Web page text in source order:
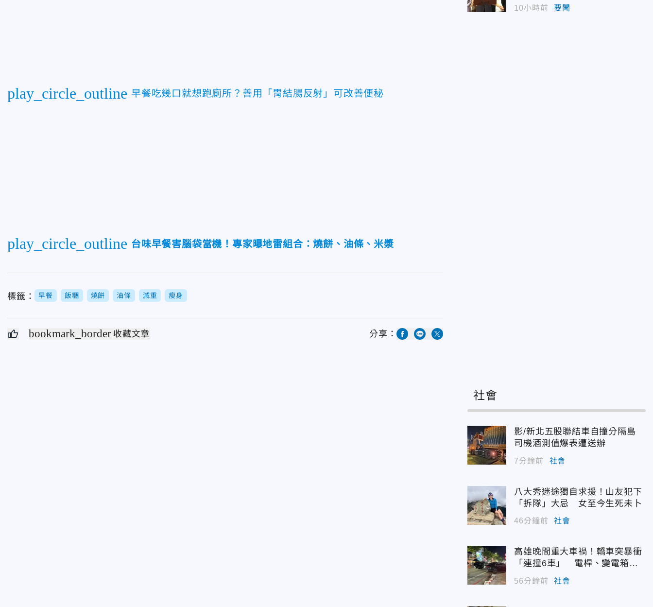
play_circle_outline 早餐吃幾口就想跑廁所？善用「胃結腸反射」可改善便秘
play_circle_outline 台味早餐害腦袋當機！專家曝地雷組合：燒餅、油條、米漿
標籤： 早餐 飯糰 燒餅 油條 減重 瘦身
bookmark_border 收藏文章 分享：
10小時前 要聞
社會
影/新北五股聯結車自撞分隔島
司機酒測值爆表遭送辦
7分鐘前 社會
八大秀迷途獨自求援！山友犯下
「拆隊」大忌 女至今生死未卜
46分鐘前 社會
高雄晚間重大車禍！轎車突暴衝
「連撞6車」 電桿、變電箱全
遭殃
56分鐘前 社會